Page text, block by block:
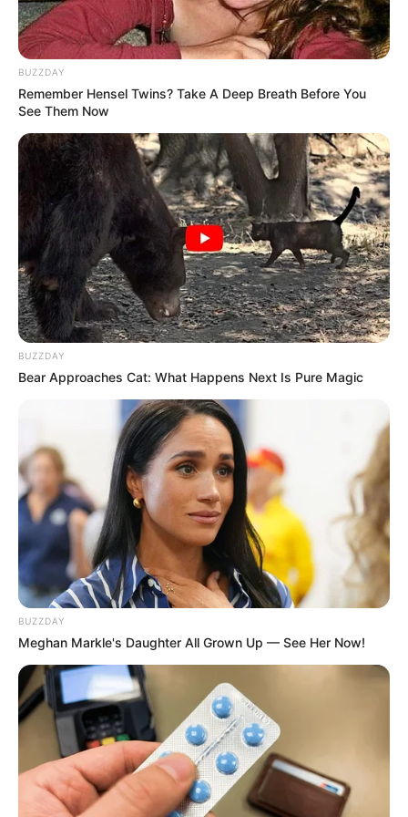
ΚΟΙΝΩΝΙΚΑ ΔΙΚΤΥΑ
FACEBOOK ΑΡΈΣΕΙ
YOUTUBE
EMAIL ΑΚΟΛΟΥΘΉΣΤΕ
ΣΠΑΜΕ ΤΟ ΜΑΤΡΙΞ – ΤΟ ΒΙΒΛΙΟ
BUZZDAY
Remember Hensel Twins? Take A Deep Breath Before You
See Them Now
BUZZDAY
Bear Approaches Cat: What Happens Next Is Pure Magic
BUZZDAY
Meghan Markle's Daughter All Grown Up — See Her Now!